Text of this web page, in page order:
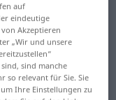
auf
eindeutige
Akzeptieren
„Wir und unsere
sind manche
so relevant für Sie. Sie
Ihre Einstellungen zu